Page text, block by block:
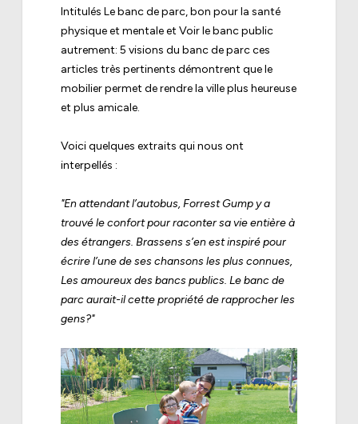
Intitulés Le banc de parc, bon pour la santé
physique et mentaleet Voir le banc public
autrement: 5 visions du banc de parcces
articles très pertinents démontrent que le
mobilier permet de rendre la ville plus heureuse
et plus amicale.
Voici quelques extraits qui nous ont
interpellés :
"En attendant l’autobus, Forrest Gump y a
trouvé le confort pour raconter sa vie entière à
des étrangers. Brassens s’en est inspiré pour
écrire l’une de ses chansons les plus connues,
Les amoureux des bancs publics. Le banc de
parc aurait-il cette propriété de rapprocher les
gens?"